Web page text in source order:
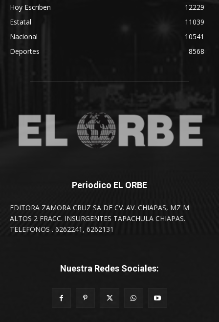
Hoy Escriben
12229
Estatal
11039
Nacional
10541
Deportes
8568
Periodico EL ORBE
EDITORA ZAMORA CRUZ SA DE CV. AV. CHIAPAS, MZ M
ALTOS 2 FRACC. INSURGENTES TAPACHULA CHIAPAS.
TELEFONOS . 6262241, 6262131
Nuestra Redes Sociales: